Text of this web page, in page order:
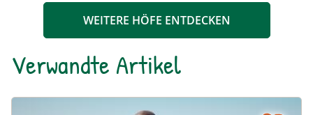
WEITERE HÖFE ENTDECKEN
Verwandte Artikel
“Unsere Betriebe stehen mit dem Rücken zur Wand” –